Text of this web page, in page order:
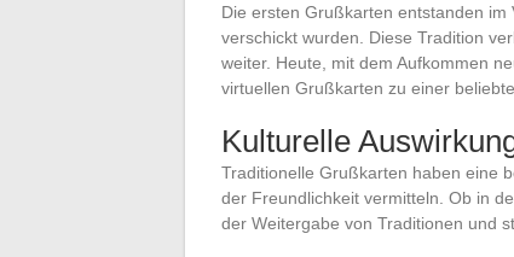
Die ersten Grußkarten entstanden
verschickt wurden. Diese Tradition
weiter. Heute, mit dem Aufkommen
virtuellen Grußkarten zu einer
Kulturelle
Traditionelle Grußkarten haben eine
der Freundlichkeit vermitteln. Ob in
der Weitergabe von Traditionen und